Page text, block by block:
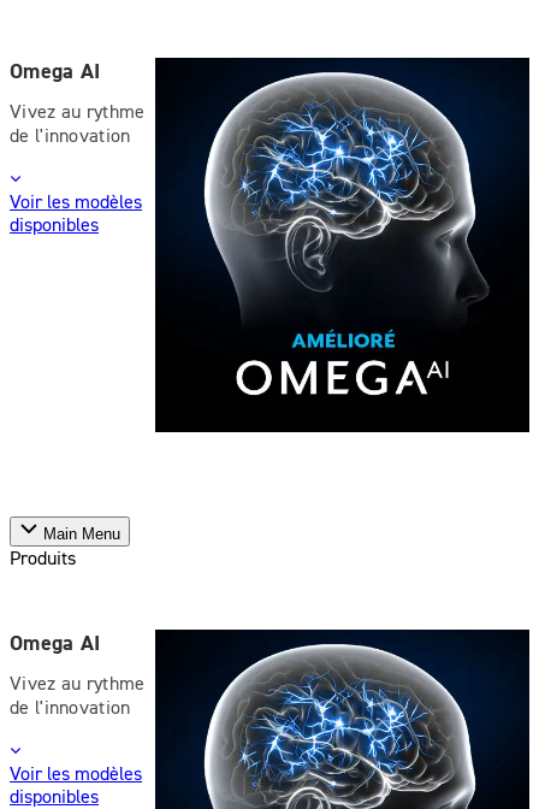
Omega AI
Vivez au rythme
de l'innovation
Voir les modèles
disponibles
Main Menu
Produits
Omega AI
Vivez au rythme
de l'innovation
Voir les modèles
disponibles